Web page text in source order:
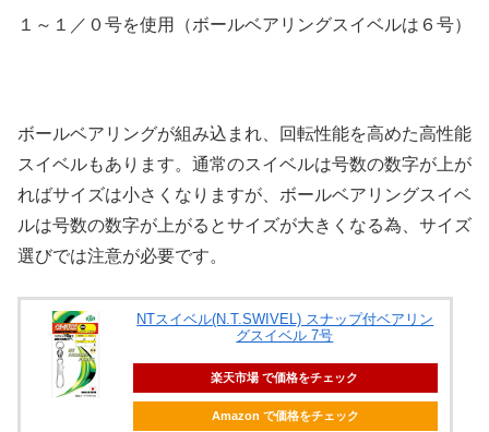
１～１／０号を使用（ボールベアリングスイベルは６号）
ボールベアリングが組み込まれ、回転性能を高めた高性能
スイベルもあります。通常のスイベルは号数の数字が上が
ればサイズは小さくなりますが、ボールベアリングスイベ
ルは号数の数字が上がるとサイズが大きくなる為、サイズ
選びでは注意が必要です。
NTスイベル(N.T.SWIVEL) スナップ付ベアリン
グスイベル 7号
楽天市場 で価格をチェック
Amazon で価格をチェック